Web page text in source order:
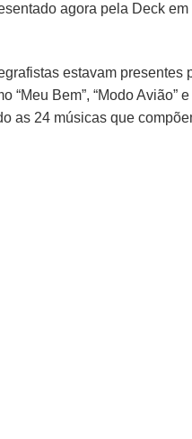
agora pela Deck
estavam presentes
Bem”, “Modo Avião”
as 24 músicas que